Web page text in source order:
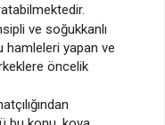
ve soğukkanlı
hamleleri yapan ve
öncelik